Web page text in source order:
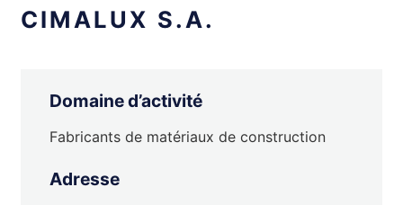
CIMALUX S.A.
Domaine d’activité
Fabricants de matériaux de construction
Adresse